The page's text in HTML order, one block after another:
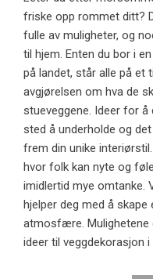
friske opp rommet ditt?
fulle av muligheter, og
til hjem. Enten du bor i
på landet, står alle på et
avgjørelsen om hva de
stueveggene. Ideer for
sted å underholde og
frem din unike
hvor folk kan nyte og
imidlertid mye omtanke.
hjelper deg med å
atmosfære. Mulighetene
ideer til veggdekorasjon i